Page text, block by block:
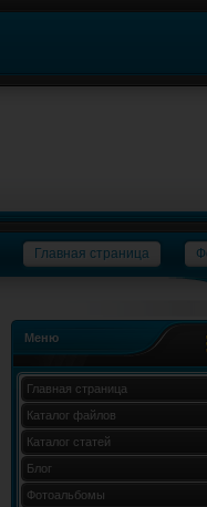
Главная страница
Меню
Главная страница
Каталог файлов
Каталог статей
Блог
Фотоальбомы